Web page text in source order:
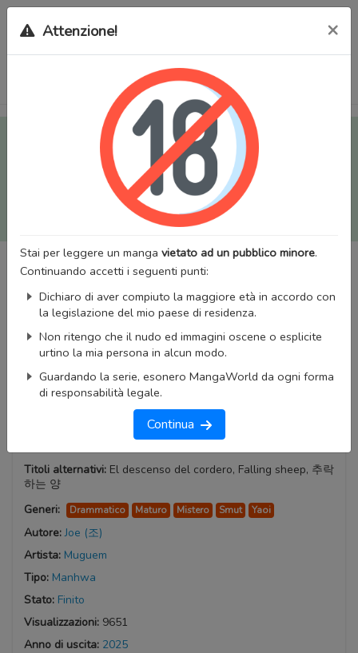
Tutti i Doujinshi e Manga per adulti (+18) sono stati trasferiti
sul nostro nuovo sito (
mangaworldadult.net
); invece, per i
Manga classici, puoi utilizzare
MangaWorld
Potrai effettuare illogincon il tuo account di MangaWorld
tutti i dati sono condivisi tra i due siti,
perderai alcun dato, inclusi bookmarks e premium
Attenzione! ×
Stai per leggere un manga vietato ad un pubblico minore.
Continuando accetti i seguenti punti:
Dichiaro di aver compiuto la maggiore età in accordo con
la legislazione del mio paese di residenza.
Non ritengo che il nudo ed immagini oscene o esplicite
urtino la mia persona in alcun modo.
Guardando la serie, esonero MangaWorld da ogni forma
di responsabilità legale.
Continua
The Fallen Lamb
Titoli alternativi: El descenso del cordero, Falling sheep, 추락
하는 양
Generi:
Drammatico Maturo Mistero Smut Yaoi
Autore:Joe (조)
Artista: Muguem
Tipo: Manhwa
Stato: Finito
Visualizzazioni: 9651
Anno di uscita: 2025